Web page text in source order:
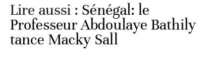
Lire aussi : Sénégal: le
Professeur Abdoulaye Bathily
tance Macky Sall